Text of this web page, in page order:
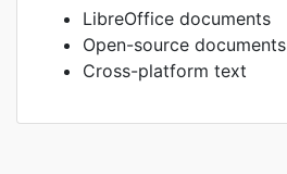
LibreOffice documents
Open-source documents
Cross-platform text